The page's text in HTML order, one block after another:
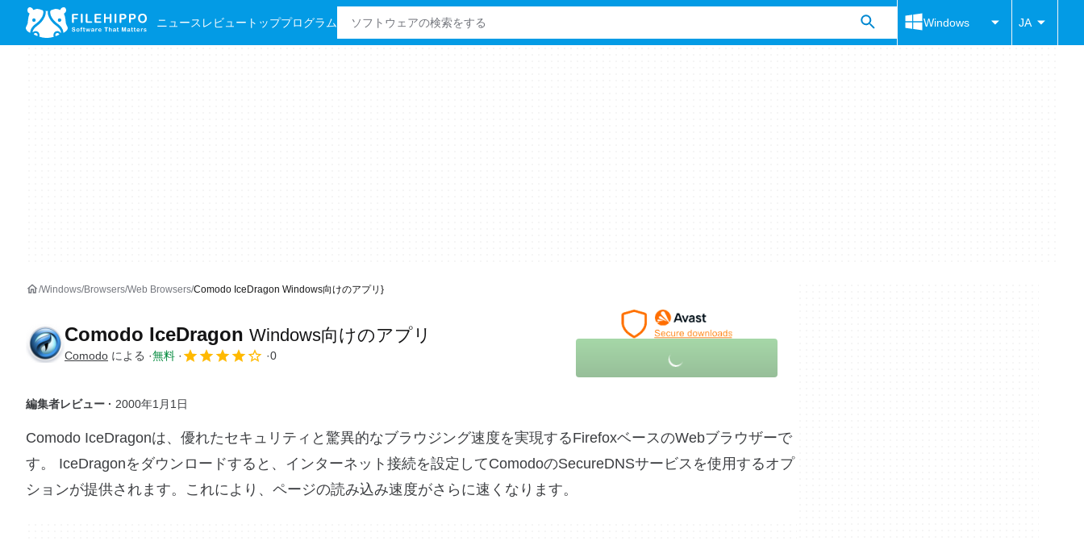
ニュース レビュー トッププログラム Windows JA
Windows Browsers Web Browsers Comodo IceDragon Windows向けのアプリ}
Comodo IceDragon Windows向けのアプリ
Comodo による 無料 0
編集者レビュー · 2000年1月1日
Comodo IceDragonは、優れたセキュリティと驚異的なブラウジング速度を実現するFirefoxベースのWebブラウザーで
す。 IceDragonをダウンロードすると、インターネット接続を設定してComodoのSecureDNSサービスを使用するオプ
ションが提供されます。これにより、ページの読み込み速度がさらに速くなります。